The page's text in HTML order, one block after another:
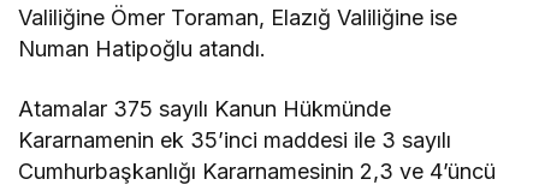
Valiliğine Ömer Toraman, Elazığ Valiliğine ise
Numan Hatipoğlu atandı.
Atamalar 375 sayılı Kanun Hükmünde
Kararnamenin ek 35’inci maddesi ile 3 sayılı
Cumhurbaşkanlığı Kararnamesinin 2,3 ve 4’üncü